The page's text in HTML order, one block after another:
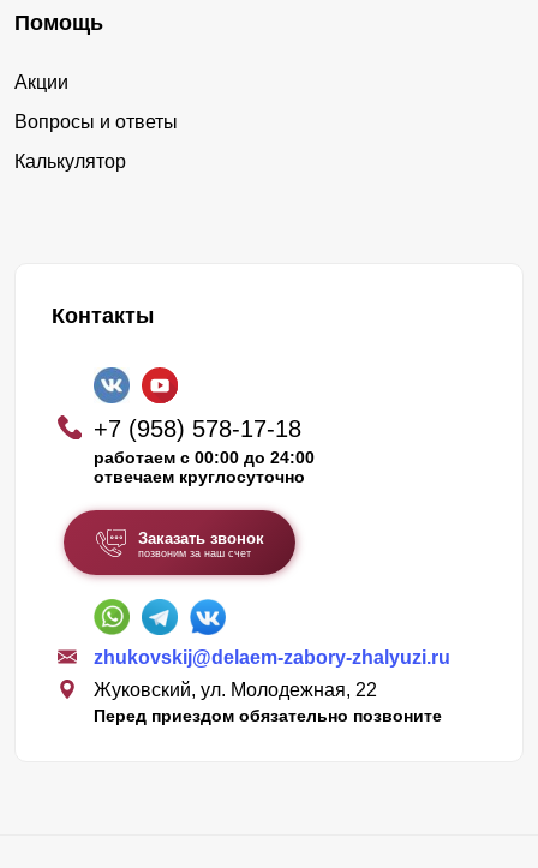
Помощь
Акции
Вопросы и ответы
Калькулятор
Контакты
+7 (958) 578-17-18
работаем с 00:00 до 24:00
отвечаем круглосуточно
Заказать звонок
позвоним за наш счет
zhukovskij@delaem-zabory-zhalyuzi.ru
Жуковский, ул. Молодежная, 22
Перед приездом обязательно позвоните